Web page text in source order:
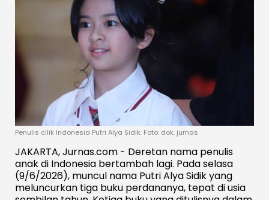
Penulis cilik Indonesia Putri Alya Sidik. Foto: dok. jurnas
JAKARTA, Jurnas.com - Deretan nama penulis
anak di Indonesia bertambah lagi. Pada selasa
(9/6/2026), muncul nama Putri Alya Sidik yang
meluncurkan tiga buku perdananya, tepat di usia